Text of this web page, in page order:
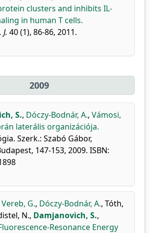
clusters and inhibits IL-
in human T cells.
40 (1), 86-86, 2011.
2009
S., Dóczy-Bodnár, A., Vámosi,
laterális organizációja.
Szerk.: Szabó Gábor,
147-153, 2009. ISBN:
Vereb, G., Dóczy-Bodnár, A., Tóth,
N., Damjanovich, S.,
Resonance Energy